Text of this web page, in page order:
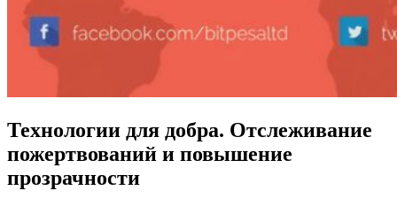
Технологии для добра. Отслеживание
пожертвований и повышение
прозрачности